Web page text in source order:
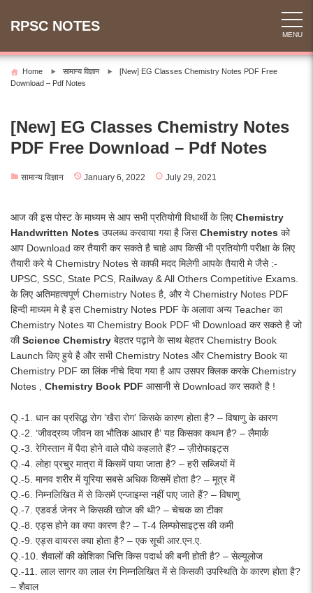
RPSC NOTES
MENU
Home सामान्य विज्ञान
[New] EG Classes Chemistry Notes PDF Free
Download – Pdf Notes
[New] EG Classes Chemistry Notes
PDF Free Download – Pdf Notes
सामान्य विज्ञान January 6, 2022 July 29, 2021
आज की इस पोस्ट के माध्यम से आप सभी प्रतियोगी विधार्थी के लिएChemistry
Handwritten Notes उपलब्ध करवाया गया है जिसChemistry notes को
आप Download कर तैयारी कर सकते है चाहे आप किसी भी प्रतियोगी परीक्षा के लिए
तैयारी करे ये Chemistry Notes से काफी मदद मिलेगी आपके तैयारी मे जैसे :-
UPSC, SSC, State PCS, Railway & All Others Competitive Exams.
के लिए अतिमहत्वपूर्ण Chemistry Notes है, और ये Chemistry Notes PDF
हिन्दी माध्यम मे है इस Chemistry Notes PDF के अलावा अन्य Teacher का
Chemistry Notes या Chemistry Book PDF भी Download कर सकते है जो
कीScience Chemistry बेहतर पढ़ाने के साथ बेहतर Chemistry Book
Launch किए हुये है और सभी Chemistry Notes और Chemistry Book या
Chemistry PDF का लिंक नीचे दिया गया है आप उसपर क्लिक करके Chemistry
Notes , Chemistry Book PDF आसानी से Download कर सकते है !
Q.-1. धान का प्रसिद्ध रोग ‘खैरा रोग’ किसके कारण होता है? – विषाणु के कारण
Q.-2. ‘जीवद्रव्य जीवन का भौतिक आधार है’ यह किसका कथन है? – लैमार्क
Q.-3. रेगिस्तान में पैदा होने वाले पौधे कहलाते हैं? – ज़ीरोफाइट्स
Q.-4. लोहा प्रचुर मात्रा में किसमें पाया जाता है? – हरी सब्जियों में
Q.-5. मानव शरीर में यूरिया सबसे अधिक किसमें होता है? – मूत्र में
Q.-6. निम्नलिखित में से किसमें एन्जाइम्स नहीं पाए जाते हैं? – विषाणु
Q.-7. एडवर्ड जेनर ने किसकी खोज की थी? – चेचक का टीका
Q.-8. एड्स होने का क्या कारण है? – T-4 लिम्फोसाइट्स की कमी
Q.-9. एड्स वायरस क्या होता है? – एक सूची आर.एन.ए.
Q.-10. शैवालों की कोशिका भित्ति किस पदार्थ की बनी होती है? – सेल्यूलोज
Q.-11. लाल सागर का लाल रंग निम्नलिखित में से किसकी उपस्थिति के कारण होता है?
– शैवाल